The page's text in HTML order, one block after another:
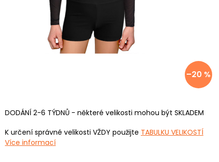
–20 %
DODÁNÍ 2-6 TÝDNŮ - některé velikosti mohou být SKLADEM
K určení správné velikosti VŽDY použijte TABULKU VELIKOSTÍ
Více informací